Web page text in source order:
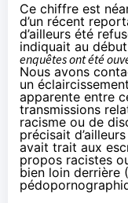
Ce chiffre est
d’un récent
d’ailleurs été
indiquait au
enquêtes ont été
Nous avons
un
apparente entre
transmissions
racisme ou de
précisait
avait trait aux
propos racistes
bien loin derrière